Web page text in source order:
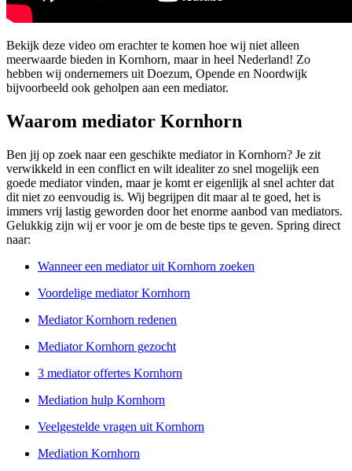
Bekijk deze video om erachter te komen hoe wij niet alleen
meerwaarde bieden in Kornhorn, maar in heel Nederland! Zo
hebben wij ondernemers uit Doezum, Opende en Noordwijk
bijvoorbeeld ook geholpen aan een mediator.
Waarom mediator Kornhorn
Ben jij op zoek naar een geschikte mediator in Kornhorn? Je zit
verwikkeld in een conflict en wilt idealiter zo snel mogelijk een
goede mediator vinden, maar je komt er eigenlijk al snel achter dat
dit niet zo eenvoudig is. Wij begrijpen dit maar al te goed, het is
immers vrij lastig geworden door het enorme aanbod van mediators.
Gelukkig zijn wij er voor je om de beste tips te geven. Spring direct
naar:
Wanneer een mediator uit Kornhorn zoeken
Voordelige mediator Kornhorn
Mediator Kornhorn redenen
Mediator Kornhorn gezocht
3 mediator offertes Kornhorn
Mediation hulp Kornhorn
Veelgestelde vragen uit Kornhorn
Mediation Kornhorn